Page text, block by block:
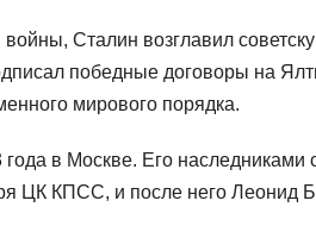
Сталин возглавил
победные договоры на
мирового порядка.
в Москве. Его наследниками
ЦК КПСС, и после него Леонид